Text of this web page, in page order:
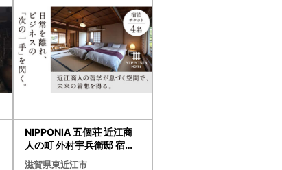
NIPPONIA 五個荘 近江商
人の町 外村宇兵衛邸 宿泊
チケット（4名） 株式会社
滋賀県東近江市